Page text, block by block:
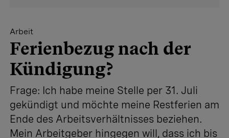
Arbeit
Ferienbezug nach der
Kündigung?
Frage: Ich habe meine Stelle per 31. Juli
gekündigt und möchte meine Restferien am
Ende des Arbeitsverhältnisses beziehen.
Mein Arbeitgeber hingegen will, dass ich bis